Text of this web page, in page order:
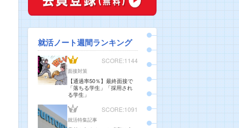
就活ノート週間ランキング
SCORE:1144
面接対策
【通過率50％】最終面接で
「落ちる学生」「採用され
る学生」
SCORE:1091
就活特集記事